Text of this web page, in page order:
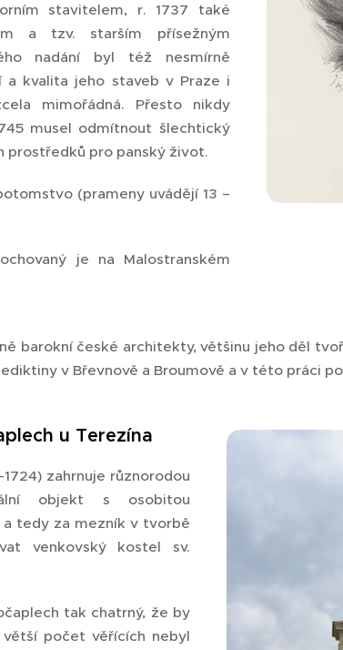
stavitelem, r. 1737 také
a tzv. starším přísežným
nadání byl též nesmírně
a kvalita jeho staveb v Praze i
mimořádná. Přesto nikdy
musel odmítnout šlechtický
prostředků pro panský život.
(prameny uvádějí 13 –
je na Malostranském
barokní české architekty, většinu jeho děl
v Břevnově a Broumově a v této práci
u Terezína
zahrnuje různorodou
objekt s osobitou
tedy za mezník v tvorbě
venkovský kostel sv.
tak chatrný, že by
počet věřících nebyl